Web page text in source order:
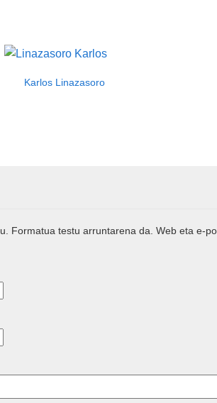
Karlos Linazasoro
Formatua testu arruntarena da. Web eta e-